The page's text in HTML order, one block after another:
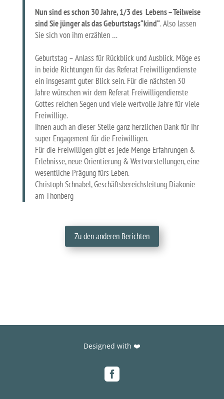
Nun sind es schon 30 Jahre, 1/3 des Lebens – Teilweise
sind Sie jünger als das Geburtstags“kind“. Also lassen
Sie sich von ihm erzählen …
Geburtstag – Anlass für Rückblick und Ausblick. Möge es
in beide Richtungen für das Referat Freiwilligendienste
ein insgesamt guter Blick sein. Für die nächsten 30
Jahre wünschen wir dem Referat Freiwilligendienste
Gottes reichen Segen und viele wertvolle Jahre für viele
Freiwillige.
Ihnen auch an dieser Stelle ganz herzlichen Dank für Ihr
super Engagement für die Freiwilligen.
Für die Freiwilligen gibt es jede Menge Erfahrungen &
Erlebnisse, neue Orientierung & Wertvorstellungen, eine
wesentliche Prägung fürs Leben.
Christoph Schnabel, Geschäftsbereichsleitung Diakonie
am Thonberg
Zu den anderen Berichten
Designed with ❤️
